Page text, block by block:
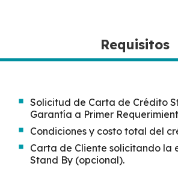
Requisitos
Solicitud de Carta de Crédito
Garantía a Primer
Condiciones y costo total del
Carta de Cliente solicitando la
Stand By (opcional).